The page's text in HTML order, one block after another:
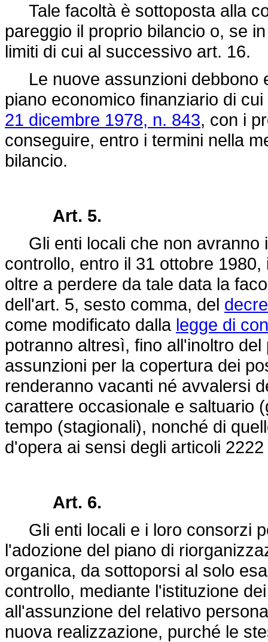
Tale facoltà è sottoposta alla
pareggio il proprio bilancio o, se
limiti di cui al successivo art. 16.
Le nuove assunzioni debbono
piano economico finanziario di
21 dicembre 1978, n. 843, con i
conseguire, entro i termini nella
bilancio.
Art. 5.
Gli enti locali che non avranno
controllo, entro il 31 ottobre
oltre a perdere da tale data la
dell'art. 5, sesto comma, del
come modificato dalla legge di
potranno altresì, fino all'inoltro
assunzioni per la copertura dei
renderanno vacanti né avvalersi
carattere occasionale e saltuario
tempo (stagionali), nonché di
d'opera ai sensi degli articoli
Art. 6.
Gli enti locali e i loro consorzi
l'adozione del piano di
organica, da sottoporsi al solo
controllo, mediante l'istituzione
all'assunzione del relativo
nuova realizzazione, purché le